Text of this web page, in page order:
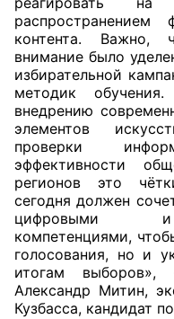
УСТАВ ГКУ
Доходы
распространением
контента. Важно,
внимание было
избирательной
методик
внедрению
элементов
проверки
эффективности
регионов это
сегодня должен
цифровыми и
компетенциями,
голосования, но и
итогам
Александр Митин,
Кузбасса, кандидат